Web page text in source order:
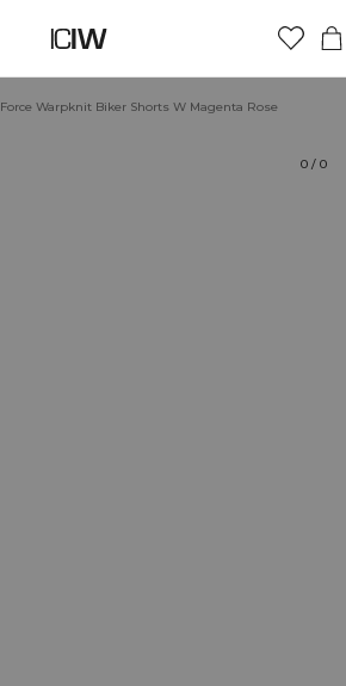
Force Warpknit Biker Shorts W Magenta Rose
0 / 0